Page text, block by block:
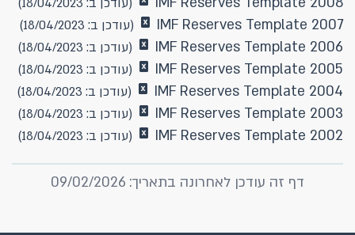
(עודכן ב: 18/04/2023)
IMF Reserves Template 2007 (עודכן ב: 18/04/2023)
IMF Reserves Template 2006 (עודכן ב: 18/04/2023)
IMF Reserves Template 2005 (עודכן ב: 18/04/2023)
IMF Reserves Template 2004 (עודכן ב: 18/04/2023)
IMF Reserves Template 2003 (עודכן ב: 18/04/2023)
IMF Reserves Template 2002 (עודכן ב: 18/04/2023)
דף זה עודכן לאחרונה בתאריך: 09/02/2026